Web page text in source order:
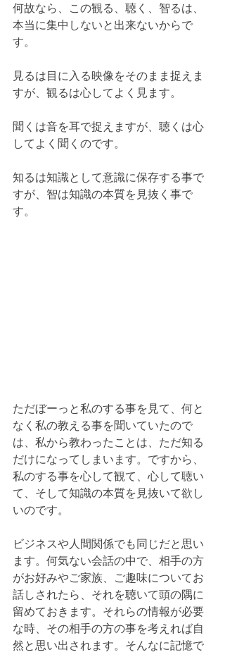
何故なら、この観る、聴く、智るは、
本当に集中しないと出来ないからで
す。
見るは目に入る映像をそのまま捉えま
すが、観るは心してよく見ます。
聞くは音を耳で捉えますが、聴くは心
してよく聞くのです。
知るは知識として意識に保存する事で
すが、智は知識の本質を見抜く事で
す。
ただぼーっと私のする事を見て、何と
なく私の教える事を聞いていたので
は、私から教わったことは、ただ知る
だけになってしまいます。ですから、
私のする事を心して観て、心して聴い
て、そして知識の本質を見抜いて欲し
いのです。
ビジネスや人間関係でも同じだと思い
ます。何気ない会話の中で、相手の方
がお好みやご家族、ご趣味についてお
話しされたら、それを聴いて頭の隅に
留めておきます。それらの情報が必要
な時、その相手の方の事を考えれば自
然と思い出されます。そんなに記憶で